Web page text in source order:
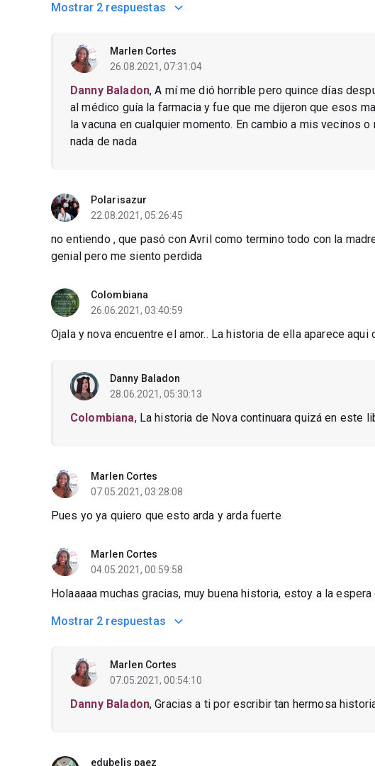
Mostrar 2 respuestas
Marlen Cortes
26.08.2021, 07:31:04
Danny Baladon, A mí me dió horrible pero quince días
al médico guía la farmacia y fue que me dijeron que esos
la vacuna en cualquier momento. En cambio a mis vecinos
nada de nada
Polarisazur
22.08.2021, 05:26:45
no entiendo , que pasó con Avril como termino todo con la
genial pero me siento perdida
Colombiana
26.06.2021, 03:40:59
Ojala y nova encuentre el amor.. La historia de ella aparece
Danny Baladon
28.06.2021, 05:30:13
Colombiana, La historia de Nova continuara quizá en este
Marlen Cortes
07.05.2021, 03:28:08
Pues yo ya quiero que esto arda y arda fuerte
Marlen Cortes
04.05.2021, 00:59:58
Holaaaaa muchas gracias, muy buena historia, estoy a la
Mostrar 2 respuestas
Marlen Cortes
07.05.2021, 00:54:10
Danny Baladon, Gracias a ti por escribir tan hermosa
edubelis paez